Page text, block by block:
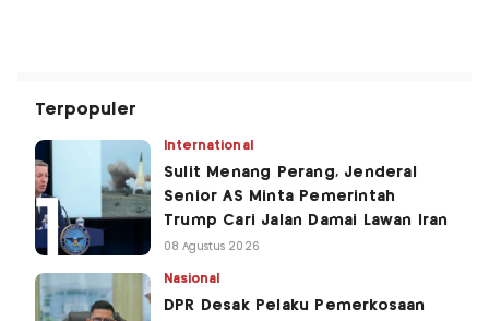
Terpopuler
International
Sulit Menang Perang, Jenderal
Senior AS Minta Pemerintah
Trump Cari Jalan Damai Lawan Iran
08 Agustus 2026
Nasional
DPR Desak Pelaku Pemerkosaan